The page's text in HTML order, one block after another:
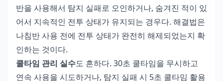
반을 사용해서 탐지 실패로 오인하거나, 숨겨진 적이 있
어서 지속적인 전투 상태가 유지되는 경우다. 해결법은
나침반 사용 전에 전투 상태가 완전히 해제되었는지 확
인하는 것이다.
쿨타임 관리 실수도 흔하다. 30초 쿨타임을 무시하고
연속 사용을 시도하거나, 탐지 실패 시 5초 쿨타임 활용